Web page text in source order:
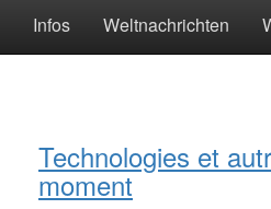
Infos Weltnachrichten
Technologies et
moment